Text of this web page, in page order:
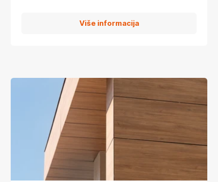
Više informacija